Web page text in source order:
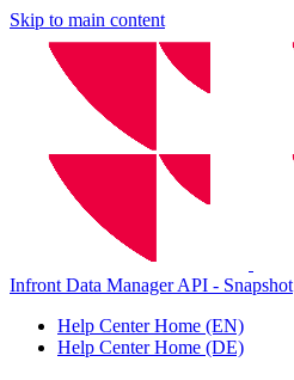
Skip to main content
Infront Data Manager API - Snapshot
Help Center Home (EN)
Help Center Home (DE)